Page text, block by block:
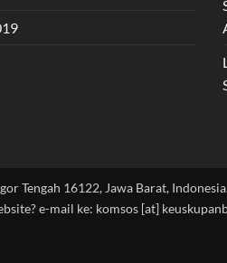
Tengah 16122, Jawa Barat,
e-mail ke: komsos [at]